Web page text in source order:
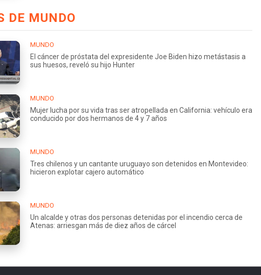
DE MUNDO
MUNDO
El cáncer de próstata del expresidente Joe Biden hizo metástasis a
sus huesos, reveló su hijo Hunter
MUNDO
Mujer lucha por su vida tras ser atropellada en California: vehículo era
conducido por dos hermanos de 4 y 7 años
MUNDO
Tres chilenos y un cantante uruguayo son detenidos en Montevideo:
hicieron explotar cajero automático
MUNDO
Un alcalde y otras dos personas detenidas por el incendio cerca de
Atenas: arriesgan más de diez años de cárcel